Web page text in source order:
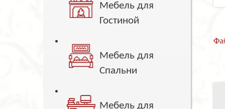
Мебель для
Гостиной
Мебель для
Спальни
Мебель для